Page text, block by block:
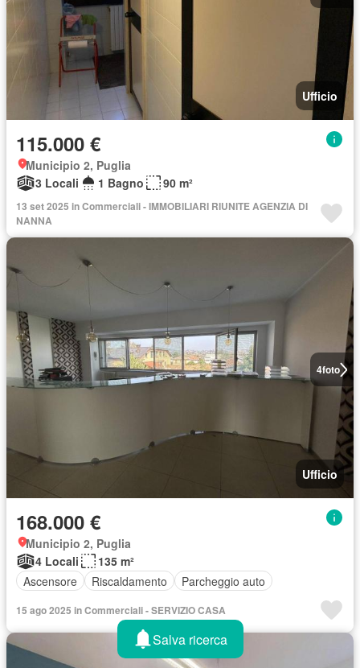
Ufficio
115.000 €
Municipio 2, Puglia
3 Locali
1 Bagno 90 m²
13 set 2025 in Commerciali - IMMOBILIARI RIUNITE AGENZIA DI
NANNA
4foto
Ufficio
168.000 €
Municipio 2, Puglia
4 Locali
135 m²
Ascensore
Riscaldamento Parcheggio auto
15 ago 2025 in Commerciali - SERVIZIO CASA
Salva ricerca